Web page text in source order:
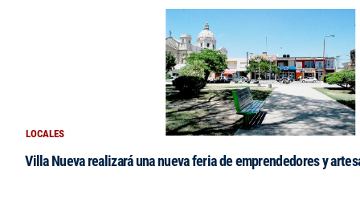
LOCALES
Villa Nueva realizará una nueva feria de emprendedores y